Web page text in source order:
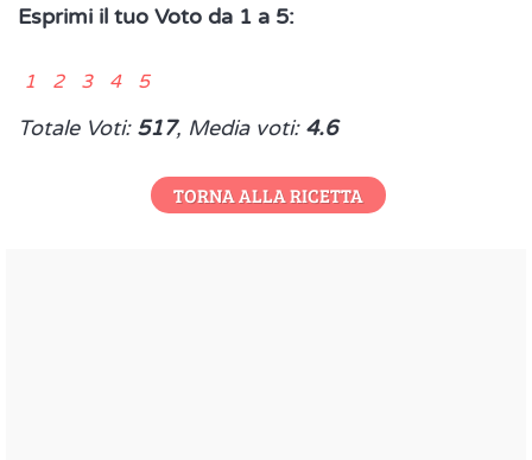
Esprimi il tuo Voto da 1 a 5:
1 2 3 4 5
Totale Voti: 517, Media voti: 4.6
TORNA ALLA RICETTA